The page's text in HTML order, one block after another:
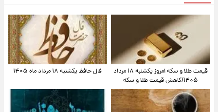
قیمت طلا و سکه امروز یکشنبه ۱۸ مرداد
۱۴۰۵/کاهش قیمت طلا و سکه
فال حافظ یکشنبه ۱۸ مرداد ماه ۱۴۰۵